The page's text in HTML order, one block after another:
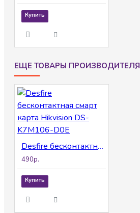
Купить
ЕЩЕ ТОВАРЫ ПРОИЗВОДИТЕЛЯ
Desfire бесконтактная смарт карта Hikvision DS-K7M106-D0E
490р.
Купить